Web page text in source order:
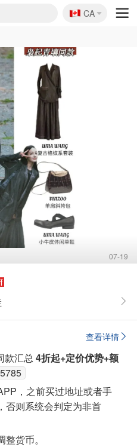
🇨🇦
CA
07-19
查看详情
款汇总 4折起+定价优势+额
会‮定判‬为非首
货币。